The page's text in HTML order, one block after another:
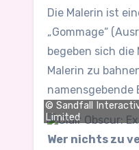
Die Malerin ist
„Gommage“
begeben sich die
Malerin zu
namensgebende
© Sandfall
Limited
Wer nichts zu